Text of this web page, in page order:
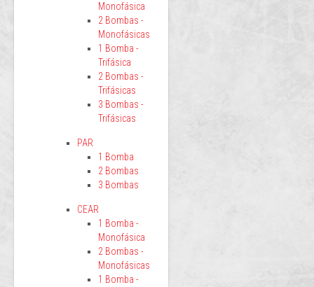
Monofásica
2 Bombas -
Monofásicas
1 Bomba -
Trifásica
2 Bombas -
Trifásicas
3 Bombas -
Trifásicas
PAR
1 Bomba
2 Bombas
3 Bombas
CEAR
1 Bomba -
Monofásica
2 Bombas -
Monofásicas
1 Bomba -